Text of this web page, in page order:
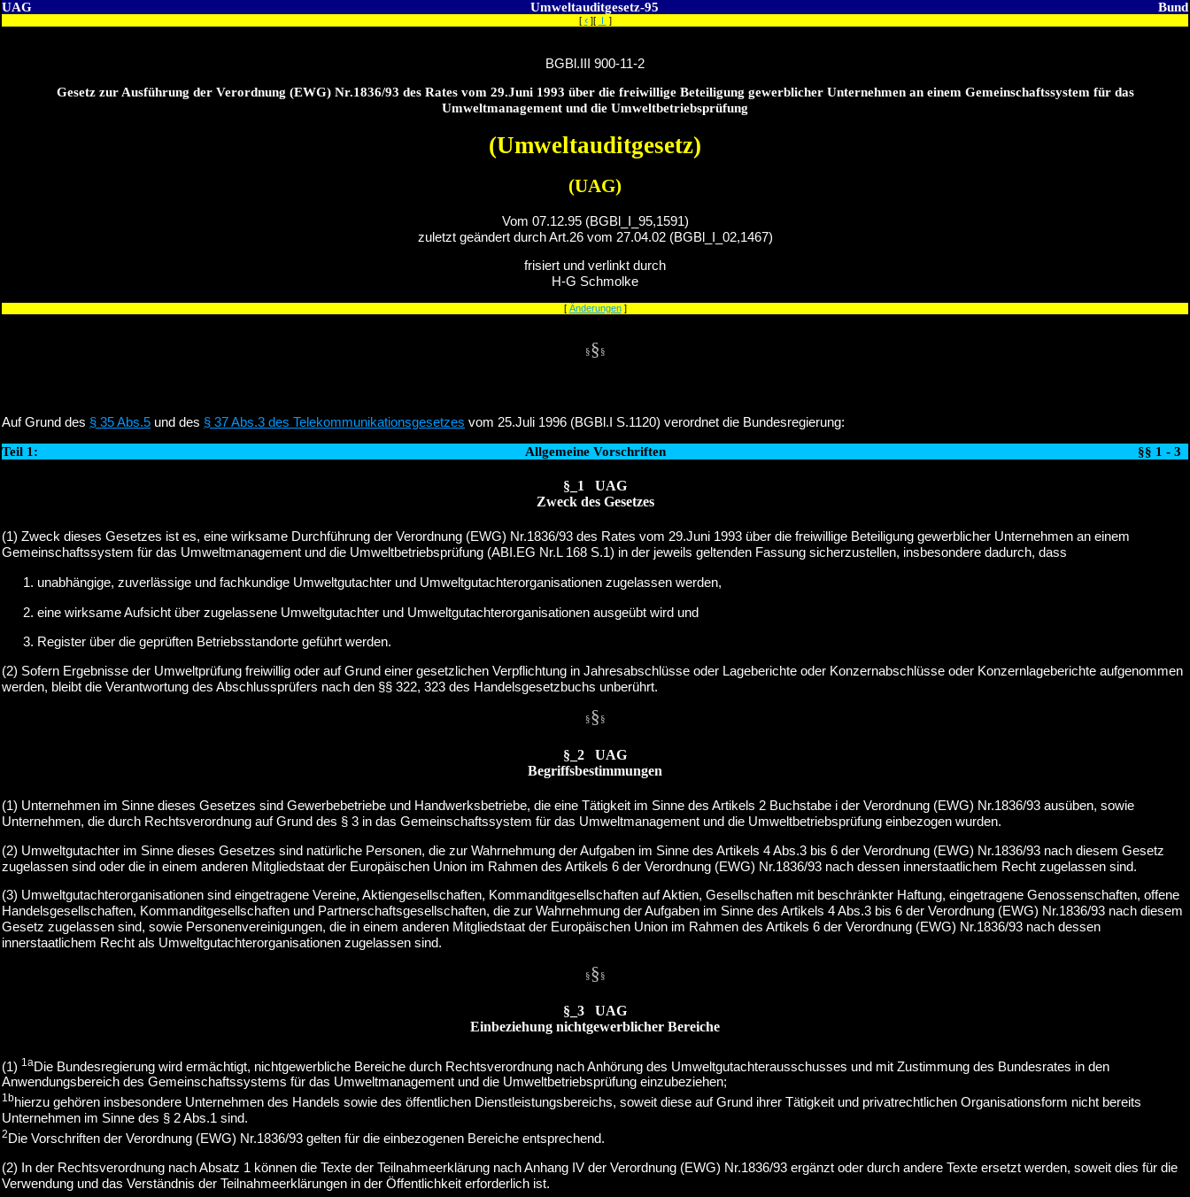
UAG Umweltauditgesetz-95 Bund
[ ‹][ I ]
BGBl.III 900-11-2
Gesetz zur Ausführung der Verordnung (EWG) Nr.1836/93 des Rates vom 29.Juni 1993 über die freiwillige Beteiligung gewerblicher Unternehmen an einem Gemeinschaftssystem für das
Umweltmanagement und die Umweltbetriebsprüfung
(Umweltauditgesetz)
(UAG)
Vom 07.12.95 (BGBl_I_95,1591)
zuletzt geändert durch Art.26 vom 27.04.02 (BGBl_I_02,1467)
frisiert und verlinkt durch
H-G Schmolke
[ Änderungen]
§§ §
Auf Grund des § 35 Abs.5 und des § 37 Abs.3 des Telekommunikationsgesetzes vom 25.Juli 1996 (BGBl.I S.1120) verordnet die Bundesregierung:
Teil 1: Allgemeine Vorschriften §§ 1 - 3
§_1 UAG
Zweck des Gesetzes
(1) Zweck dieses Gesetzes ist es, eine wirksame Durchführung der Verordnung (EWG) Nr.1836/93 des Rates vom 29.Juni 1993 über die freiwillige Beteiligung gewerblicher Unternehmen an einem
Gemeinschaftssystem für das Umweltmanagement und die Umweltbetriebsprüfung (ABI.EG Nr.L 168 S.1) in der jeweils geltenden Fassung sicherzustellen, insbesondere dadurch, dass
unabhängige, zuverlässige und fachkundige Umweltgutachter und Umweltgutachterorganisationen zugelassen werden,
eine wirksame Aufsicht über zugelassene Umweltgutachter und Umweltgutachterorganisationen ausgeübt wird und
Register über die geprüften Betriebsstandorte geführt werden.
(2) Sofern Ergebnisse der Umweltprüfung freiwillig oder auf Grund einer gesetzlichen Verpflichtung in Jahresabschlüsse oder Lageberichte oder Konzernabschlüsse oder Konzernlageberichte aufgenommen
werden, bleibt die Verantwortung des Abschlussprüfers nach den §§ 322, 323 des Handelsgesetzbuchs unberührt.
§§ §
§_2 UAG
Begriffsbestimmungen
(1) Unternehmen im Sinne dieses Gesetzes sind Gewerbebetriebe und Handwerksbetriebe, die eine Tätigkeit im Sinne des Artikels 2 Buchstabe i der Verordnung (EWG) Nr.1836/93 ausüben, sowie
Unternehmen, die durch Rechtsverordnung auf Grund des § 3 in das Gemeinschaftssystem für das Umweltmanagement und die Umweltbetriebsprüfung einbezogen wurden.
(2) Umweltgutachter im Sinne dieses Gesetzes sind natürliche Personen, die zur Wahrnehmung der Aufgaben im Sinne des Artikels 4 Abs.3 bis 6 der Verordnung (EWG) Nr.1836/93 nach diesem Gesetz
zugelassen sind oder die in einem anderen Mitgliedstaat der Europäischen Union im Rahmen des Artikels 6 der Verordnung (EWG) Nr.1836/93 nach dessen innerstaatlichem Recht zugelassen sind.
(3) Umweltgutachterorganisationen sind eingetragene Vereine, Aktiengesellschaften, Kommanditgesellschaften auf Aktien, Gesellschaften mit beschränkter Haftung, eingetragene Genossenschaften, offene
Handelsgesellschaften, Kommanditgesellschaften und Partnerschaftsgesellschaften, die zur Wahrnehmung der Aufgaben im Sinne des Artikels 4 Abs.3 bis 6 der Verordnung (EWG) Nr.1836/93 nach diesem
Gesetz zugelassen sind, sowie Personenvereinigungen, die in einem anderen Mitgliedstaat der Europäischen Union im Rahmen des Artikels 6 der Verordnung (EWG) Nr.1836/93 nach dessen
innerstaatlichem Recht als Umweltgutachterorganisationen zugelassen sind.
§§ §
§_3 UAG
Einbeziehung nichtgewerblicher Bereiche
(1) 1aDie Bundesregierung wird ermächtigt, nichtgewerbliche Bereiche durch Rechtsverordnung nach Anhörung des Umweltgutachterausschusses und mit Zustimmung des Bundesrates in den
Anwendungsbereich des Gemeinschaftssystems für das Umweltmanagement und die Umweltbetriebsprüfung einzubeziehen;
1bhierzu gehören insbesondere Unternehmen des Handels sowie des öffentlichen Dienstleistungsbereichs, soweit diese auf Grund ihrer Tätigkeit und privatrechtlichen Organisationsform nicht bereits
Unternehmen im Sinne des § 2 Abs.1 sind.
2 Die Vorschriften der Verordnung (EWG) Nr.1836/93 gelten für die einbezogenen Bereiche entsprechend.
(2) In der Rechtsverordnung nach Absatz 1 können die Texte der Teilnahmeerklärung nach Anhang IV der Verordnung (EWG) Nr.1836/93 ergänzt oder durch andere Texte ersetzt werden, soweit dies für die
Verwendung und das Verständnis der Teilnahmeerklärungen in der Öffentlichkeit erforderlich ist.